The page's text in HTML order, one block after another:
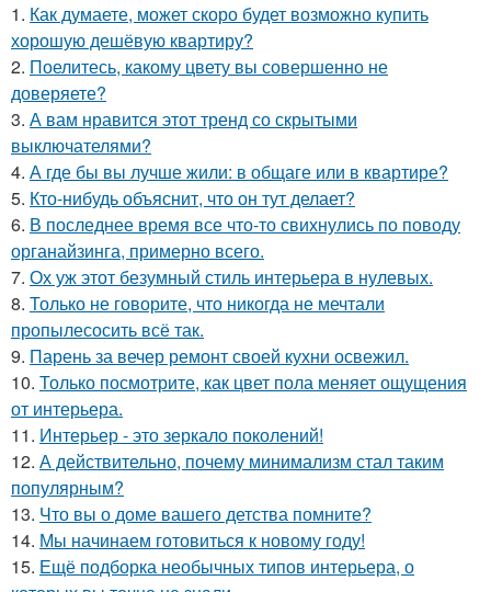
1. Как думаете, может скоро будет возможно купить
хорошую дешёвую квартиру?
2. Поелитесь, какому цвету вы совершенно не
доверяете?
3. А вам нравится этот тренд со скрытыми
выключателями?
4. А где бы вы лучше жили: в общаге или в квартире?
5. Кто-нибудь объяснит, что он тут делает?
6. В последнее время все что-то свихнулись по поводу
органайзинга, примерно всего.
7. Ох уж этот безумный стиль интерьера в нулевых.
8. Только не говорите, что никогда не мечтали
пропылесосить всё так.
9. Парень за вечер ремонт своей кухни освежил.
10. Только посмотрите, как цвет пола меняет ощущения
от интерьера.
11. Интерьер - это зеркало поколений!
12. А действительно, почему минимализм стал таким
популярным?
13. Что вы о доме вашего детства помните?
14. Мы начинаем готовиться к новому году!
15. Ещё подборка необычных типов интерьера, о